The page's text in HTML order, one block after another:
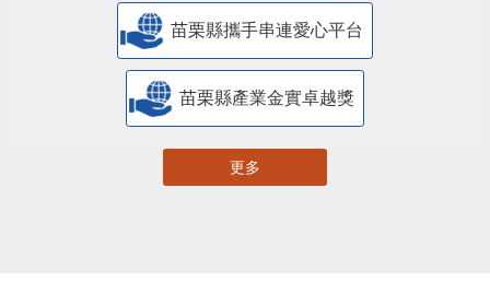
苗栗縣攜手串連愛心平台
苗栗縣產業金實卓越獎
更多